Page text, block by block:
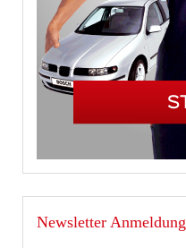
Newsletter Anmeldung